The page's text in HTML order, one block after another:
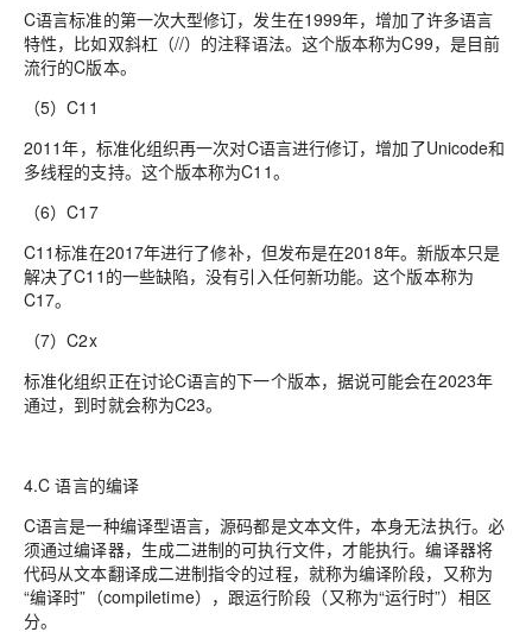
C语言标准的第一次大型修订，发生在1999年，增加了许多语言
特性，比如双斜杠（//）的注释语法。这个版本称为C99，是目前
流行的C版本。
（5）C11
2011年，标准化组织再一次对C语言进行修订，增加了Unicode和
多线程的支持。这个版本称为C11。
（6）C17
C11标准在2017年进行了修补，但发布是在2018年。新版本只是
解决了C11的一些缺陷，没有引入任何新功能。这个版本称为
C17。
（7）C2x
标准化组织正在讨论C语言的下一个版本，据说可能会在2023年
通过，到时就会称为C23。
4.C 语言的编译
C语言是一种编译型语言，源码都是文本文件，本身无法执行。必
须通过编译器，生成二进制的可执行文件，才能执行。编译器将
代码从文本翻译成二进制指令的过程，就称为编译阶段，又称为
“编译时”（compiletime），跟运行阶段（又称为“运行时”）相区
分。